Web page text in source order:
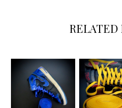
RELATED